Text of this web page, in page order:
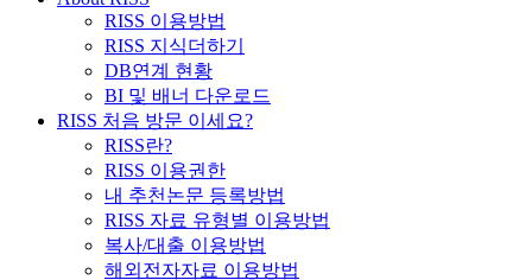
RISS 이용방법
RISS 지식더하기
DB연계 현황
BI 및 배너 다운로드
RISS 처음 방문 이세요?
RISS란?
RISS 이용권한
내 추천논문 등록방법
RISS 자료 유형별 이용방법
복사/대출 이용방법
해외전자자료 이용방법